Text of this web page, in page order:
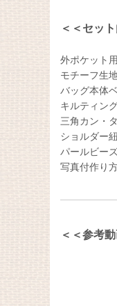
＜＜セッ
外ポケット
モチーフ生
バッグ本体
キルティン
三角カン・
ショルダー
パールビー
写真付作り
＜＜参考